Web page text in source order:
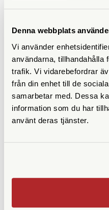
Denna webbplats
Vi använder
användarna, tillhandahålla
trafik. Vi vidarebefordrar
från din enhet till de
samarbetar med. Dessa
information som du har
använt deras tjänster.
Squarehood